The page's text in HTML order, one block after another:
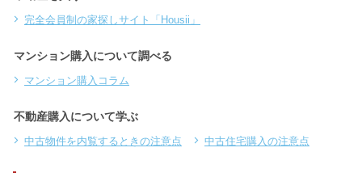
完全会員制の家探しサイト「Housii」
マンション購入について調べる
マンション購入コラム
不動産購入について学ぶ
中古物件を内覧するときの注意点 中古住宅購入の注意点